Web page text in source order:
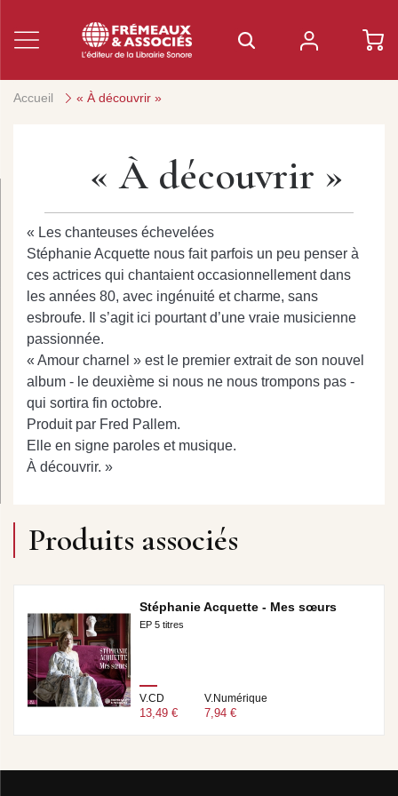
Accueil « À découvrir »
« À découvrir »
« Les chanteuses échevelées
Stéphanie Acquette nous fait parfois un peu penser à
ces actrices qui chantaient occasionnellement dans
les années 80, avec ingénuité et charme, sans
esbroufe. Il s’agit ici pourtant d’une vraie musicienne
passionnée.
« Amour charnel » est le premier extrait de son nouvel
album - le deuxième si nous ne nous trompons pas -
qui sortira fin octobre.
Produit par Fred Pallem.
Elle en signe paroles et musique.
À découvrir. »
Produits associés
Stéphanie Acquette - Mes sœurs
EP 5 titres
V.CD
13,49 €
V.Numérique
7,94 €